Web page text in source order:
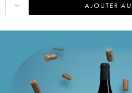
AJOUTER